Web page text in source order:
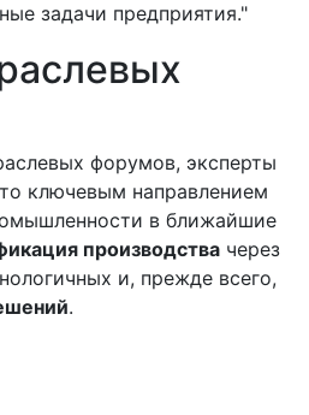
задачи предприятия."
форумов, эксперты
ключевым направлением
в ближайшие
производства через
и, прежде всего,
.